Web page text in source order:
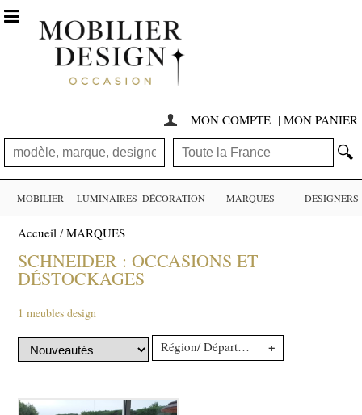
 MON COMPTE | MON PANIER
🔍

MOBILIER LUMINAIRES DÉCORATION MARQUES DESIGNERS
Accueil /MARQUES
SCHNEIDER : OCCASIONS ET
DÉSTOCKAGES
1 meubles design
Région/ Département +